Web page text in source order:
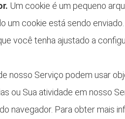
Um cookie é um pequeno
um cookie está sendo
você tenha ajustado a
nosso Serviço podem usar
ou Sua atividade em nosso
navegador. Para obter mais